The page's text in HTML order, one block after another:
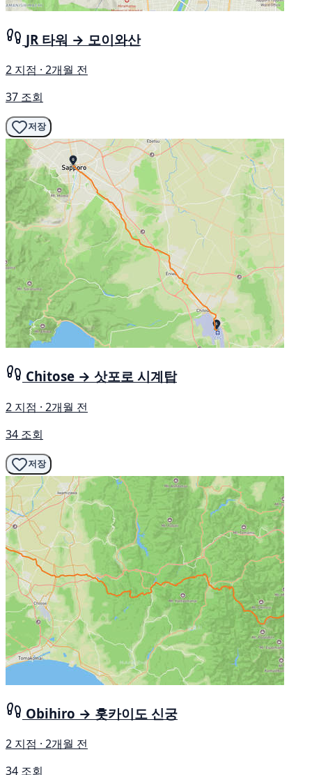
JR 타워 → 모이와산
2 지점 · 2개월 전
37 조회
저장
Chitose → 삿포로 시계탑
2 지점 · 2개월 전
34 조회
저장
Obihiro → 홋카이도 신궁
2 지점 · 2개월 전
34 조회